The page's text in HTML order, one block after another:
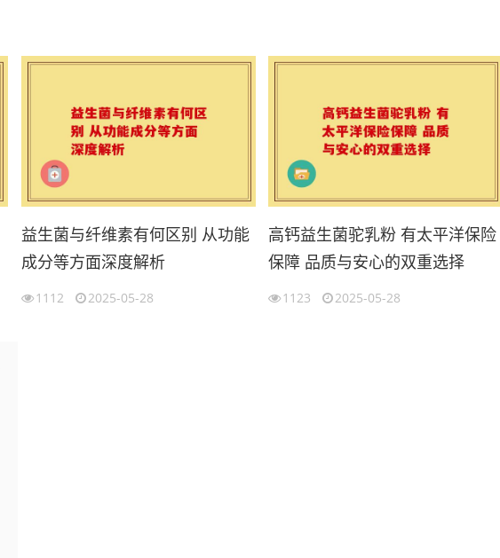
益生菌与纤维素有何区别 从功能
成分等方面深度解析
1112 2025-05-28
高钙益生菌驼乳粉 有太平洋保险
保障 品质与安心的双重选择
1123 2025-05-28